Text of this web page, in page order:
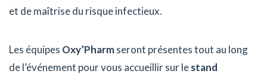
et de maîtrise du risque infectieux.
Les équipes Oxy’Pharmseront présentes tout au long
de l’événement pour vous accueillir sur lestand